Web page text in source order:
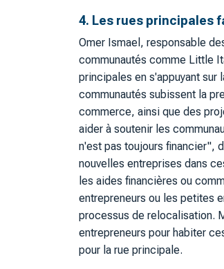
4. Les rues principales
Omer Ismael, responsable
communautés comme Little
principales en s'appuyant
communautés subissent la
commerce, ainsi que des
aider à soutenir les
n'est pas toujours financier",
nouvelles entreprises dans
les aides financières ou
entrepreneurs ou les petites
processus de relocalisation.
entrepreneurs pour habiter
pour la rue principale.